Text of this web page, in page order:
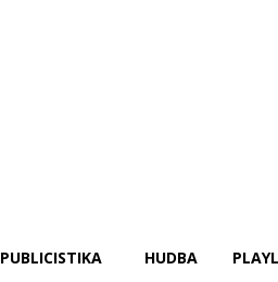
PUBLICISTIKA HUDBA